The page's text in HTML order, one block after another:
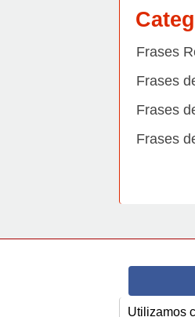
Frases
Frases
Frases
Frases
Frases
Frases
Utilizamos